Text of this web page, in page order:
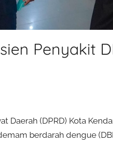
Penyakit
Daerah (DPRD) Kota
berdarah dengue